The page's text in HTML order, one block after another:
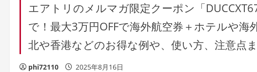
エアトリのメルマガ限定クーポン「
で！最大3万円OFFで海外航空券＋ホテルや
北や香港などのお得な例や、使い方、注意点
phi72110 2025年8月16日